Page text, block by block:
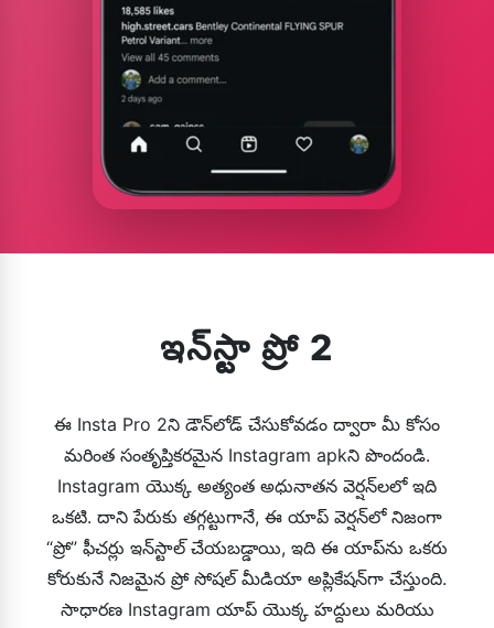
ఇన్‌స్టా ప్రో 2
ఈ Insta Pro 2ని డౌన్‌లోడ్ చేసుకోవడం ద్వారా మీ కోసం
మరింత సంతృప్తికరమైన Instagram apkని పొందండి.
Instagram యొక్క అత్యంత అధునాతన వెర్షన్‌లలో ఇది
ఒకటి. దాని పేరుకు తగ్గట్టుగానే, ఈ యాప్ వెర్షన్‌లో నిజంగా
“ప్రో” ఫీచర్లు ఇన్‌స్టాల్ చేయబడ్డాయి, ఇది ఈ యాప్‌ను ఒకరు
కోరుకునే నిజమైన ప్రో సోషల్ మీడియా అప్లికేషన్‌గా చేస్తుంది.
సాధారణ Instagram యాప్ యొక్క హద్దులు మరియు